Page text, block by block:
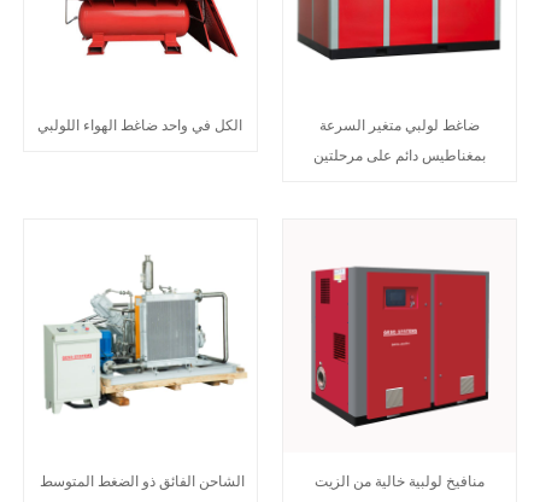
ضاغط لولبي متغير السرعة
بمغناطيس دائم على مرحلتين
الكل في واحد ضاغط الهواء اللولبي
منافيخ لولبية خالية من الزيت
الشاحن الفائق ذو الضغط المتوسط ​​